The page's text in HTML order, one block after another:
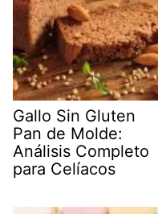
Gallo Sin Gluten
Pan de Molde:
Análisis Completo
para Celíacos